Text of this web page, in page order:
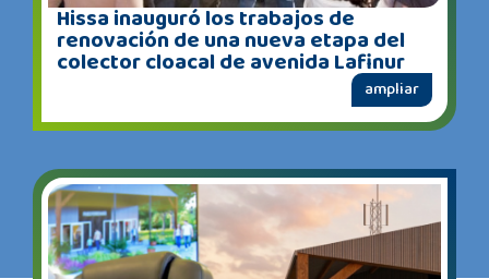
Hissa inauguró los trabajos de
renovación de una nueva etapa del
colector cloacal de avenida Lafinur
ampliar